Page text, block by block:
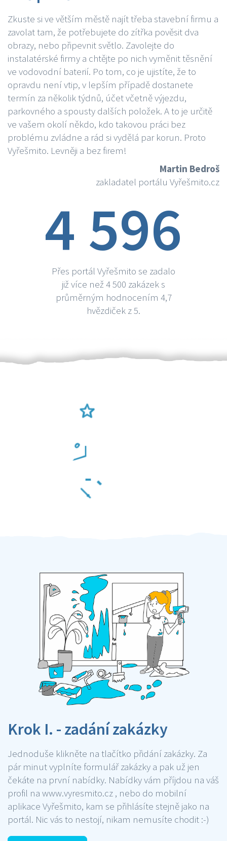
Zkuste si ve větším městě najít třeba stavební firmu a
zavolat tam, že potřebujete do zítřka pověsit dva
obrazy, nebo připevnit světlo. Zavolejte do
instalatérské firmy a chtějte po nich vyměnit těsnění
ve vodovodní baterií. Po tom, co je ujistíte, že to
opravdu není vtip, v lepším případě dostanete
termín za několik týdnů, účet včetně výjezdu,
parkovného a spousty dalších položek. A to je určitě
ve vašem okolí někdo, kdo takovou práci bez
problému zvládne a rád si vydělá par korun. Proto
Vyřešmito. Levněji a bez firem!
Martin Bedroš
zakladatel portálu Vyřešmito.cz
4 596
Přes portál Vyřešmito se zadalo
již více než 4 500 zakázek s
průměrným hodnocením 4,7
hvězdiček z 5.
Krok I. - zadání zakázky
Jednoduše klikněte na tlačítko přidání zakázky. Za
pár minut vyplníte formulář zakázky a pak už jen
čekáte na první nabídky. Nabídky vám příjdou na váš
profil na www.vyresmito.cz , nebo do mobilní
aplikace Vyřešmito, kam se přihlásíte stejně jako na
portál. Nic vás to nestojí, nikam nemusíte chodit :-)